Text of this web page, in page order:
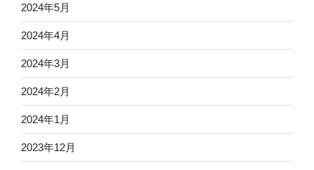
2024年5月
2024年4月
2024年3月
2024年2月
2024年1月
2023年12月